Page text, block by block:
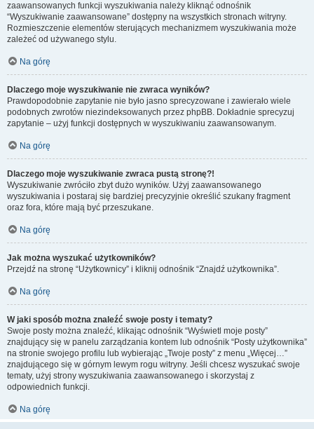
zaawansowanych funkcji wyszukiwania należy kliknąć odnośnik
“Wyszukiwanie zaawansowane” dostępny na wszystkich stronach witryny.
Rozmieszczenie elementów sterujących mechanizmem wyszukiwania może
zależeć od używanego stylu.
Na górę
Dlaczego moje wyszukiwanie nie zwraca wyników?
Prawdopodobnie zapytanie nie było jasno sprecyzowane i zawierało wiele
podobnych zwrotów niezindeksowanych przez phpBB. Dokładnie sprecyzuj
zapytanie – użyj funkcji dostępnych w wyszukiwaniu zaawansowanym.
Na górę
Dlaczego moje wyszukiwanie zwraca pustą stronę?!
Wyszukiwanie zwróciło zbyt dużo wyników. Użyj zaawansowanego
wyszukiwania i postaraj się bardziej precyzyjnie określić szukany fragment
oraz fora, które mają być przeszukane.
Na górę
Jak można wyszukać użytkowników?
Przejdź na stronę “Użytkownicy” i kliknij odnośnik “Znajdź użytkownika”.
Na górę
W jaki sposób można znaleźć swoje posty i tematy?
Swoje posty można znaleźć, klikając odnośnik “Wyświetl moje posty”
znajdujący się w panelu zarządzania kontem lub odnośnik “Posty użytkownika”
na stronie swojego profilu lub wybierając „Twoje posty” z menu „Więcej…”
znajdującego się w górnym lewym rogu witryny. Jeśli chcesz wyszukać swoje
tematy, użyj strony wyszukiwania zaawansowanego i skorzystaj z
odpowiednich funkcji.
Na górę